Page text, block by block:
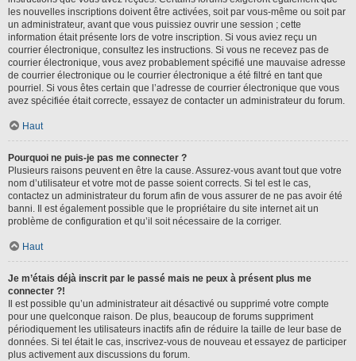
les nouvelles inscriptions doivent être activées, soit par vous-même ou soit par
un administrateur, avant que vous puissiez ouvrir une session ; cette
information était présente lors de votre inscription. Si vous aviez reçu un
courrier électronique, consultez les instructions. Si vous ne recevez pas de
courrier électronique, vous avez probablement spécifié une mauvaise adresse
de courrier électronique ou le courrier électronique a été filtré en tant que
pourriel. Si vous êtes certain que l’adresse de courrier électronique que vous
avez spécifiée était correcte, essayez de contacter un administrateur du forum.
Haut
Pourquoi ne puis-je pas me connecter ?
Plusieurs raisons peuvent en être la cause. Assurez-vous avant tout que votre
nom d’utilisateur et votre mot de passe soient corrects. Si tel est le cas,
contactez un administrateur du forum afin de vous assurer de ne pas avoir été
banni. Il est également possible que le propriétaire du site internet ait un
problème de configuration et qu’il soit nécessaire de la corriger.
Haut
Je m’étais déjà inscrit par le passé mais ne peux à présent plus me
connecter ?!
Il est possible qu’un administrateur ait désactivé ou supprimé votre compte
pour une quelconque raison. De plus, beaucoup de forums suppriment
périodiquement les utilisateurs inactifs afin de réduire la taille de leur base de
données. Si tel était le cas, inscrivez-vous de nouveau et essayez de participer
plus activement aux discussions du forum.